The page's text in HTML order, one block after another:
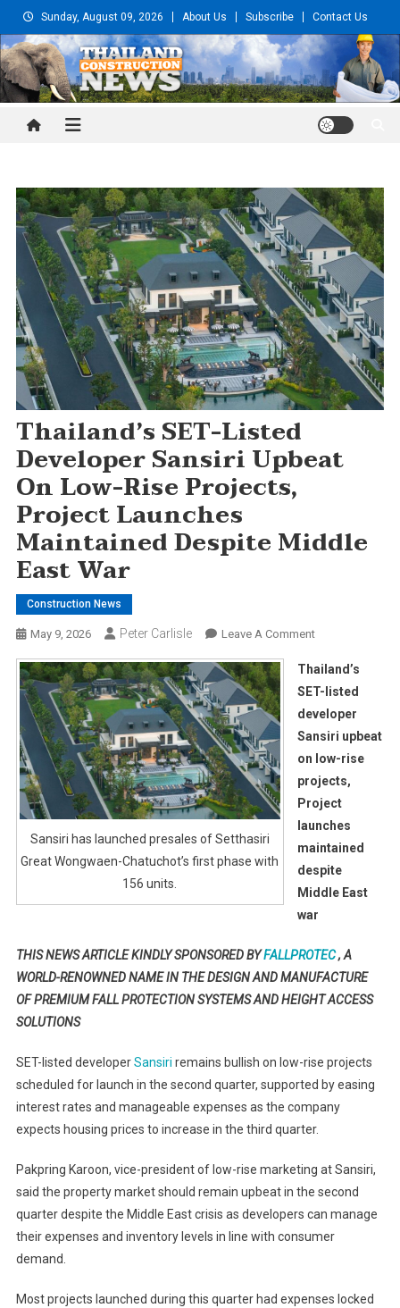
to
content
Sunday, August 09, 2026 About Us Subscribe Contact Us
Thailand Construction and
Thailand’s SET-Listed
Developer Sansiri Upbeat
On Low-Rise Projects,
Project Launches
Maintained Despite Middle
East War
Construction News
May 9, 2026 Peter Carlisle Leave A CommentOn
SET-
Listed
Developer
Sansiri
Upbeat
On
Low-
Rise
Launches
Maintained
Despite
East
War
Sansiri has launched presales of Setthasiri
Great Wongwaen-Chatuchot’s first phase with
156 units.
Thailand’s
SET-listed
developer
Sansiri upbeat
on low-rise
projects,
Project
launches
maintained
despite
Middle East
war
THIS NEWS ARTICLE KINDLY SPONSORED BYFALLPROTEC, A
WORLD-RENOWNED NAME IN THE DESIGN AND MANUFACTURE
OF PREMIUM FALL PROTECTION SYSTEMS AND HEIGHT ACCESS
SOLUTIONS
SET-listed developerSansiri remains bullish on low-rise projects
scheduled for launch in the second quarter, supported by easing
interest rates and manageable expenses as the company
expects housing prices to increase in the third quarter.
Pakpring Karoon, vice-president of low-rise marketing at Sansiri,
said the property market should remain upbeat in the second
quarter despite the Middle East crisis as developers can manage
their expenses and inventory levels in line with consumer
demand.
Most projects launched during this quarter had expenses locked